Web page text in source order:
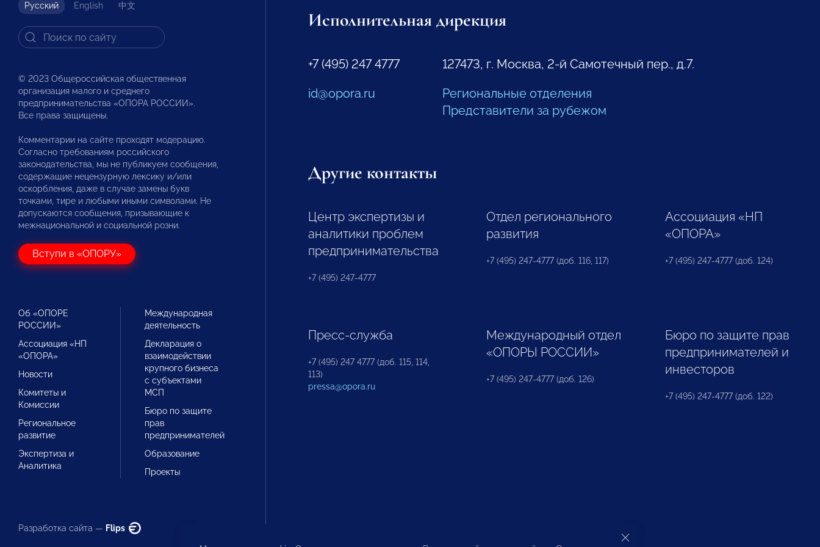
Русский English 中文
© 2023 Общероссийская общественная
организация малого и среднего
предпринимательства «ОПОРА РОССИИ».
Все права защищены.
Комментарии на сайте проходят модерацию.
Согласно требованиям российского
законодательства, мы не публикуем сообщения,
содержащие нецензурную лексику и/или
оскорбления, даже в случае замены букв
точками, тире и любыми иными символами. Не
допускаются сообщения, призывающие к
межнациональной и социальной розни.
Вступи в «ОПОРУ»
Об «ОПОРЕ
РОССИИ»
Ассоциация «НП
«ОПОРА»
Новости
Комитеты и
Комиссии
Региональное
развитие
Экспертиза и
Аналитика
Международная
деятельность
Декларация о
взаимодействии
крупного бизнеса
с субъектами
МСП
Бюро по защите
прав
предпринимателей
Образование
Проекты
Разработка сайта — Flips
Исполнительная дирекция
+7 (495) 247 4777
id@opora.ru
127473, г. Москва, 2-й Самотечный пер., д.7.
Региональные отделения
Представители за рубежом
Другие контакты
Центр экспертизы и
аналитики проблем
предпринимательства
+7 (495) 247-4777
Отдел регионального
развития
+7 (495) 247-4777 (доб. 116, 117)
Ассоциация «НП
«ОПОРА»
+7 (495) 247-4777 (доб. 124)
Пресс-служба
+7 (495) 247 4777 (доб. 115, 114,
113)
pressa@opora.ru
Международный отдел
«ОПОРЫ РОССИИ»
+7 (495) 247-4777 (доб. 126)
Бюро по защите прав
предпринимателей и
инвесторов
+7 (495) 247-4777 (доб. 122)